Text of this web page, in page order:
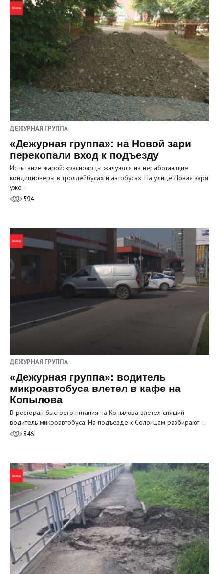
ДЕЖУРНАЯ ГРУППА
«Дежурная группа»: на Новой зари
перекопали вход к подъезду
Испытание жарой: красноярцы жалуются на неработающие
кондиционеры в троллейбусах и автобусах. На улице Новая заря
уже…
594
ДЕЖУРНАЯ ГРУППА
«Дежурная группа»: водитель
микроавтобуса влетел в кафе на
Копылова
В ресторан быстрого питания на Копылова влетел спящий
водитель микроавтобуса. На подъезде к Солонцам разбирают…
846